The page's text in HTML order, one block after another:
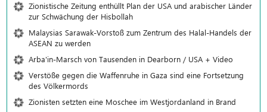
Zionistische Zeitung enthüllt Plan der USA und arabischer Länder
zur Schwächung der Hisbollah
Malaysias Sarawak-Vorstoß zum Zentrum des Halal-Handels der
ASEAN zu werden
Arba'in-Marsch von Tausenden in Dearborn / USA + Video
Verstöße gegen die Waffenruhe in Gaza sind eine Fortsetzung
des Völkermords
Zionisten setzten eine Moschee im Westjordanland in Brand